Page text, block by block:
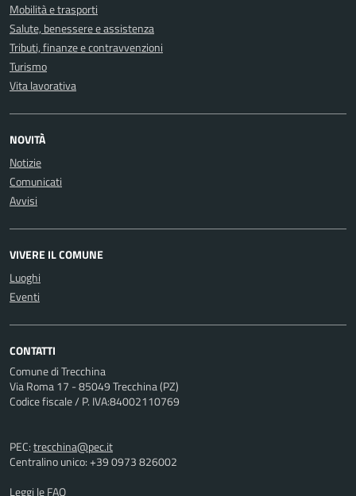
Mobilità e trasporti
Salute, benessere e assistenza
Tributi, finanze e contravvenzioni
Turismo
Vita lavorativa
NOVITÀ
Notizie
Comunicati
Avvisi
VIVERE IL COMUNE
Luoghi
Eventi
CONTATTI
Comune di Trecchina
Via Roma 17 - 85049 Trecchina (PZ)
Codice fiscale / P. IVA:84002110769
PEC:trecchina@pec.it
Centralino unico: +39 0973 826002
Leggi le FAQ